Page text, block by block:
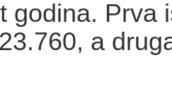
godina. Prva
a